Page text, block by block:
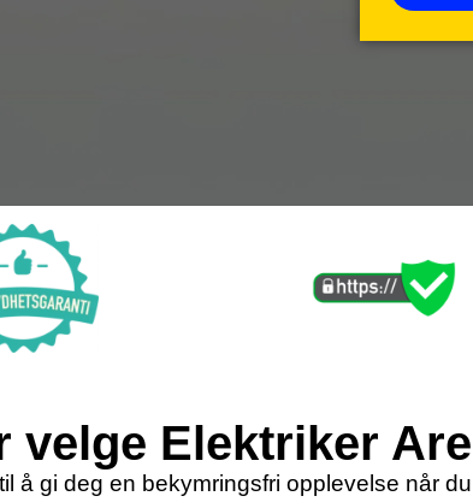
velge Elektriker
å gi deg en bekymringsfri opplevelse når